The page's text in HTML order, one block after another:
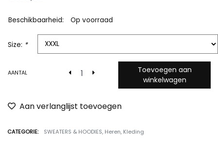
Beschikbaarheid: Op voorraad
Size: *
AANTAL
Toevoegen aan
winkelwagen
Aan verlanglijst toevoegen
CATEGORIE: SWEATERS & HOODIES, Heren, Kleding